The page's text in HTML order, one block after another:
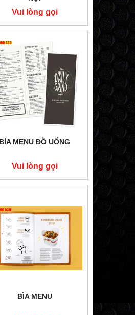
GÁY
Vui lòng gọi
BÌA MENU ĐỒ UỐNG
Vui lòng gọi
BÌA MENU